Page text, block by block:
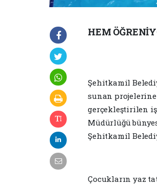
HEM
Şehitkamil
sunan
gerçekleştirilen
Müdürlüğü
Şehitkamil
Çocukların yaz